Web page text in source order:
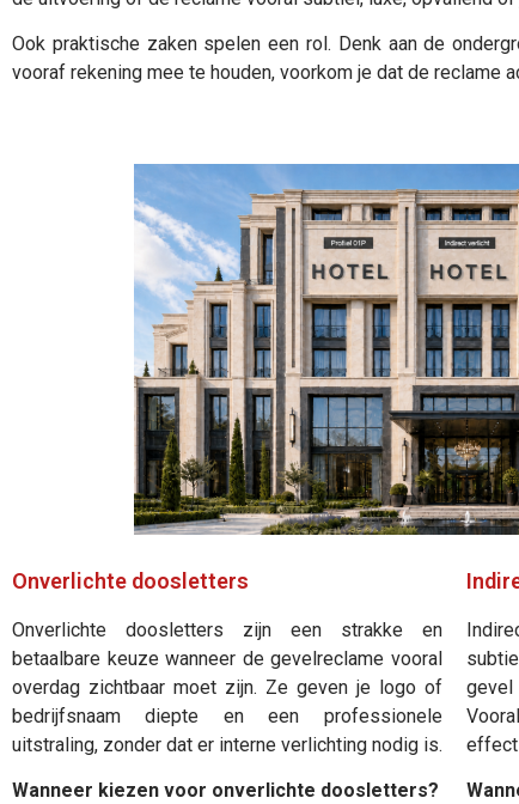
Ook praktische zaken spelen een rol. Denk aan de
vooraf rekening mee te houden, voorkom je dat de reclame
Onverlichte doosletters
Onverlichte doosletters zijn een strakke en
betaalbare keuze wanneer de gevelreclame vooral
overdag zichtbaar moet zijn. Ze geven je logo of
bedrijfsnaam diepte en een professionele
uitstraling, zonder dat er interne verlichting nodig is.
Wanneer kiezen voor onverlichte doosletters?
effect